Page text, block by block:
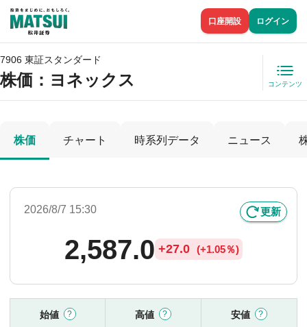
口座開設 ログイン
7906 東証スタンダード
株価 ：ヨネックス コンテンツ
株価 チャート 時系列データ ニュース
2026/8/7 15:30 更新
2,587.0 +27.0 (+1.05％)
始値 高値 安値